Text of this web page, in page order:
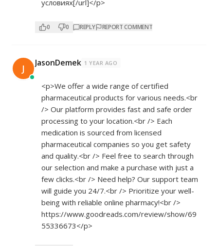
условиях[/url]</p>
0 0 REPLY REPORT COMMENT
J JasonDemek 1 YEAR AGO
<p>We offer a wide range of certified
pharmaceutical products for various needs.<br
/> Our platform provides fast and safe order
processing to your location.<br /> Each
medication is sourced from licensed
pharmaceutical companies so you get safety
and quality.<br /> Feel free to search through
our selection and make a purchase with just a
few clicks.<br /> Need help? Our support team
will guide you 24/7.<br /> Prioritize your well-
being with reliable online pharmacy!<br />
https://www.goodreads.com/review/show/69
55336673</p>